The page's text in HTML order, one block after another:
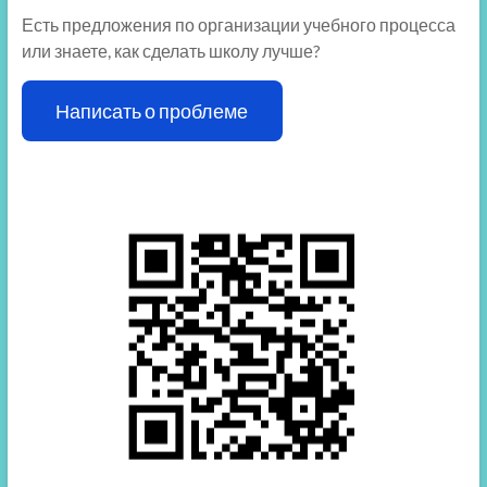
Есть предложения по организации учебного процесса
или знаете, как сделать школу лучше?
Написать о проблеме